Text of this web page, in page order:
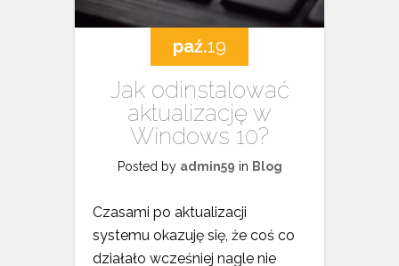
paź.19
Jak odinstalować
aktualizację w
Windows 10?
Posted by admin59 in Blog
Czasami po aktualizacji
systemu okazuję się, że coś co
działało wcześniej nagle nie